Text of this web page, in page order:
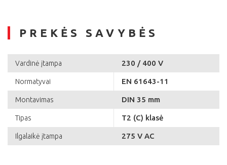
PREKĖS SAVYBĖS
Vardinė įtampa 230 / 400 V
Normatyvai EN 61643-11
Montavimas DIN 35 mm
Tipas T2 (C) klasė
Ilgalaikė įtampa 275 V AC